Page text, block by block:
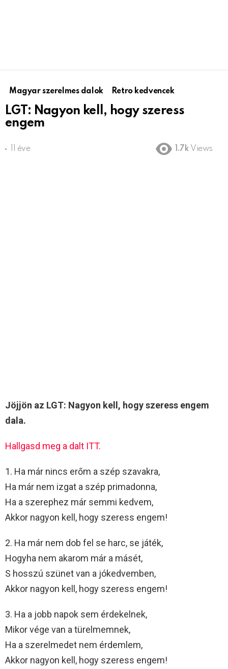
Magyar szerelmes dalok Retro kedvencek
LGT: Nagyon kell, hogy szeress
engem
11 éve 1.7k Views
Jöjjön az LGT: Nagyon kell, hogy szeress engem
dala.
Hallgasd meg a dalt ITT.
1. Ha már nincs erőm a szép szavakra,
Ha már nem izgat a szép primadonna,
Ha a szerephez már semmi kedvem,
Akkor nagyon kell, hogy szeress engem!
2. Ha már nem dob fel se harc, se játék,
Hogyha nem akarom már a másét,
S hosszú szünet van a jókedvemben,
Akkor nagyon kell, hogy szeress engem!
3. Ha a jobb napok sem érdekelnek,
Mikor vége van a türelmemnek,
Ha a szerelmedet nem érdemlem,
Akkor nagyon kell, hogy szeress engem!